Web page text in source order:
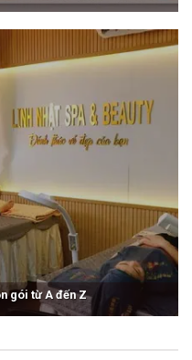
gói từ A đến Z